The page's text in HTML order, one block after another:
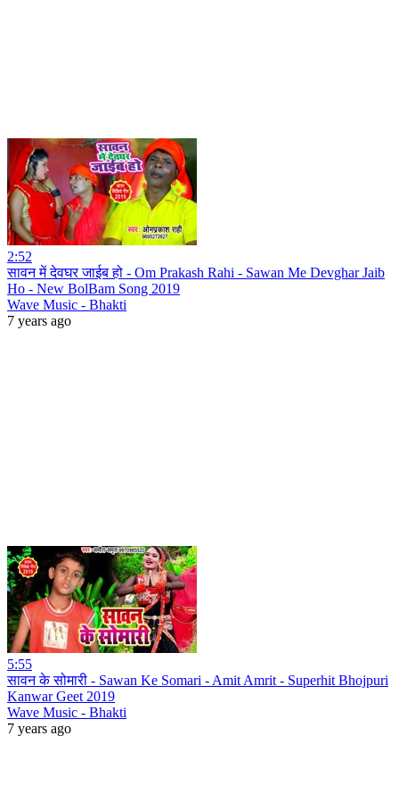
2:52
सावन में देवघर जाईब हो - Om Prakash Rahi - Sawan Me Devghar Jaib
Ho - New BolBam Song 2019
Wave Music - Bhakti
7 years ago
5:55
सावन के सोमारी - Sawan Ke Somari - Amit Amrit - Superhit Bhojpuri
Kanwar Geet 2019
Wave Music - Bhakti
7 years ago